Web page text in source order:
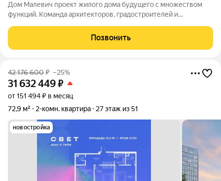
Дом Малевич проект жилого дома будущего с множеством
функций. Команда архитекторов, градостроителей и
общественные зоны. Жизнь в Доме Малевич станет
комфортнее: у вас появится больше возможностей для
Позвонить
42 176 600₽ –25%
31 632 449₽
от 151 494 ₽ в месяц
72,9 м²
2-комн. квартира 27 этаж из 51
новостройка